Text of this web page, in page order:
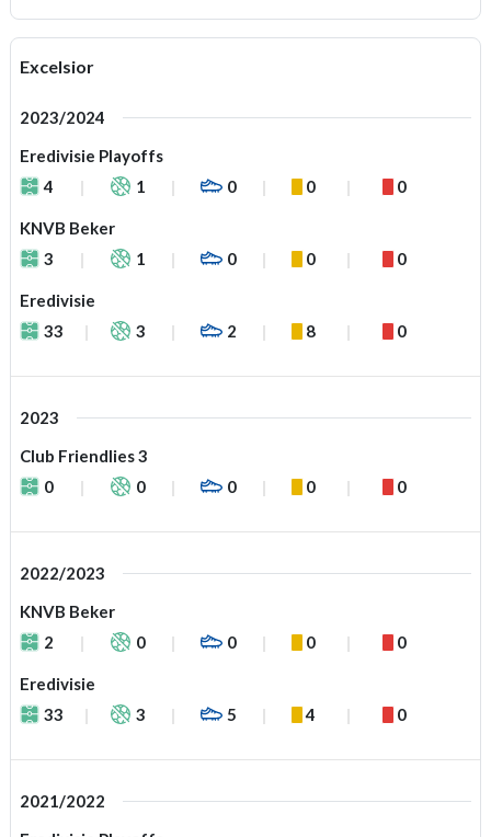
Excelsior
2023/2024
Eredivisie Playoffs
4
1 0 0 0
KNVB Beker
3
1 0 0 0
Eredivisie
33
3 2 8 0
2023
Club Friendlies 3
0
0 0 0 0
2022/2023
KNVB Beker
2
0 0 0 0
Eredivisie
33
3 5 4 0
2021/2022